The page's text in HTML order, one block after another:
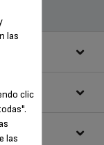
las
clic
las